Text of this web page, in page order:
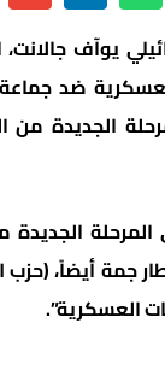
يوآف
ضد جماعة
الجديدة من
جمة أيضاً، (حزب
العسكرية”.